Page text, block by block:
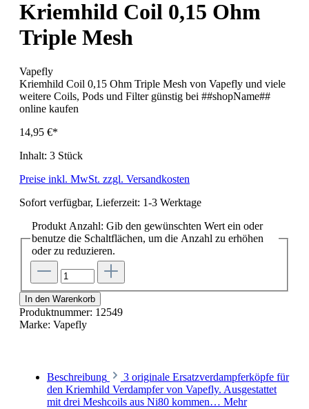
Kriemhild Coil 0,15 Ohm
Triple Mesh
Vapefly
Kriemhild Coil 0,15 Ohm Triple Mesh von Vapefly und viele
weitere Coils, Pods und Filter günstig bei ##shopName##
online kaufen
14,95 €*
Inhalt: 3 Stück
Preise inkl. MwSt. zzgl. Versandkosten
Sofort verfügbar, Lieferzeit: 1-3 Werktage
Produkt Anzahl: Gib den gewünschten Wert ein oder
benutze die Schaltflächen, um die Anzahl zu erhöhen
oder zu reduzieren.
In den Warenkorb
Produktnummer: 12549
Marke: Vapefly
Beschreibung
3 originale Ersatzverdampferköpfe für
den Kriemhild Verdampfer von Vapefly. Ausgestattet
mit drei Meshcoils aus Ni80 kommen… Mehr